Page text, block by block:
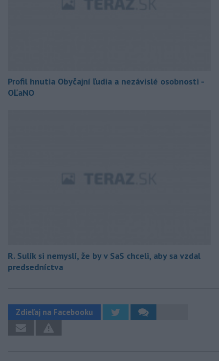
Profil hnutia Obyčajní ľudia a nezávislé osobnosti -
OĽaNO
R. Sulík si nemyslí, že by v SaS chceli, aby sa vzdal
predsedníctva
Zdieľaj na Facebooku